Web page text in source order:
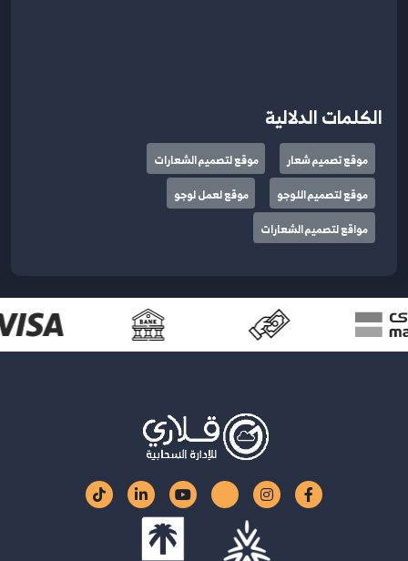
الكلمات الدلالية
موقع تصميم شعار
موقع لتصميم الشعارات
موقع لتصميم اللوجو
موقع لعمل لوجو
مواقع لتصميم الشعارات